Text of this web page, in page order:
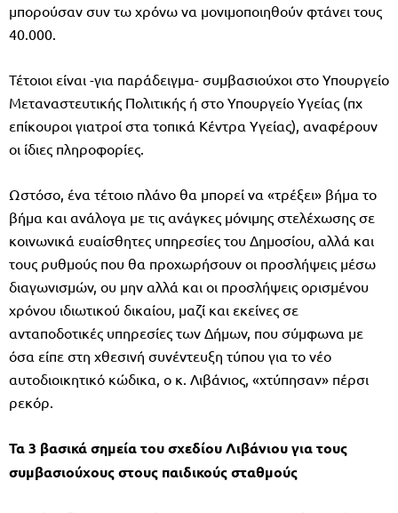
μπορούσαν συν τω χρόνω να μονιμοποιηθούν φτάνει τους
40.000.
Τέτοιοι είναι -για παράδειγμα- συμβασιούχοι στο Υπουργείο
Μεταναστευτικής Πολιτικής ή στο Υπουργείο Υγείας (πχ
επίκουροι γιατροί στα τοπικά Κέντρα Υγείας), αναφέρουν
οι ίδιες πληροφορίες.
Ωστόσο, ένα τέτοιο πλάνο θα μπορεί να «τρέξει» βήμα το
βήμα και ανάλογα με τις ανάγκες μόνιμης στελέχωσης σε
κοινωνικά ευαίσθητες υπηρεσίες του Δημοσίου, αλλά και
τους ρυθμούς που θα προχωρήσουν οι προσλήψεις μέσω
διαγωνισμών, ου μην αλλά και οι προσλήψεις ορισμένου
χρόνου ιδιωτικού δικαίου, μαζί και εκείνες σε
ανταποδοτικές υπηρεσίες των Δήμων, που σύμφωνα με
όσα είπε στη χθεσινή συνέντευξη τύπου για το νέο
αυτοδιοικητικό κώδικα, ο κ. Λιβάνιος, «χτύπησαν» πέρσι
ρεκόρ.
Τα 3 βασικά σημεία του σχεδίου Λιβάνιου για τους
συμβασιούχους στους παιδικούς σταθμούς